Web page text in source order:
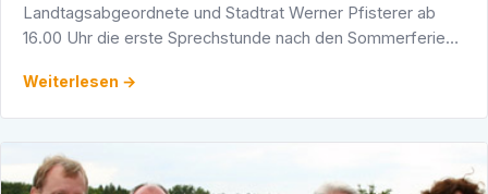
Landtagsabgeordnete und Stadtrat Werner Pfisterer ab
16.00 Uhr die erste Sprechstunde nach den Sommerferien
Weiterlesen →